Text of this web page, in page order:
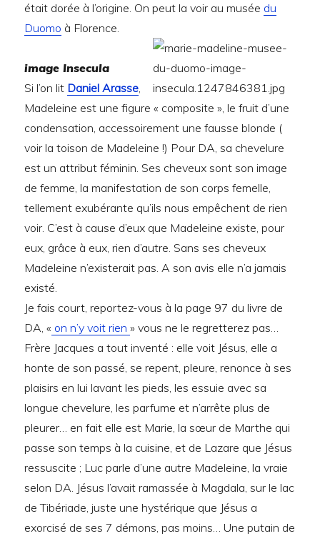
était dorée à l’origine. On peut la voir au musée du
Duomo à Florence.
image Insecula
Si l’on lit Daniel Arasse,
Madeleine est une figure « composite », le fruit d’une
condensation, accessoirement une fausse blonde (
voir la toison de Madeleine !) Pour DA, sa chevelure
est un attribut féminin. Ses cheveux sont son image
de femme, la manifestation de son corps femelle,
tellement exubérante qu’ils nous empêchent de rien
voir. C’est à cause d’eux que Madeleine existe, pour
eux, grâce à eux, rien d’autre. Sans ses cheveux
Madeleine n’existerait pas. A son avis elle n’a jamais
existé.
Je fais court, reportez-vous à la page 97 du livre de
DA, « on n’y voit rien» vous ne le regretterez pas…
Frère Jacques a tout inventé : elle voit Jésus, elle a
honte de son passé, se repent, pleure, renonce à ses
plaisirs en lui lavant les pieds, les essuie avec sa
longue chevelure, les parfume et n’arrête plus de
pleurer… en fait elle est Marie, la sœur de Marthe qui
passe son temps à la cuisine, et de Lazare que Jésus
ressuscite ; Luc parle d’une autre Madeleine, la vraie
selon DA. Jésus l’avait ramassée à Magdala, sur le lac
de Tibériade, juste une hystérique que Jésus a
exorcisé de ses 7 démons, pas moins… Une putain de